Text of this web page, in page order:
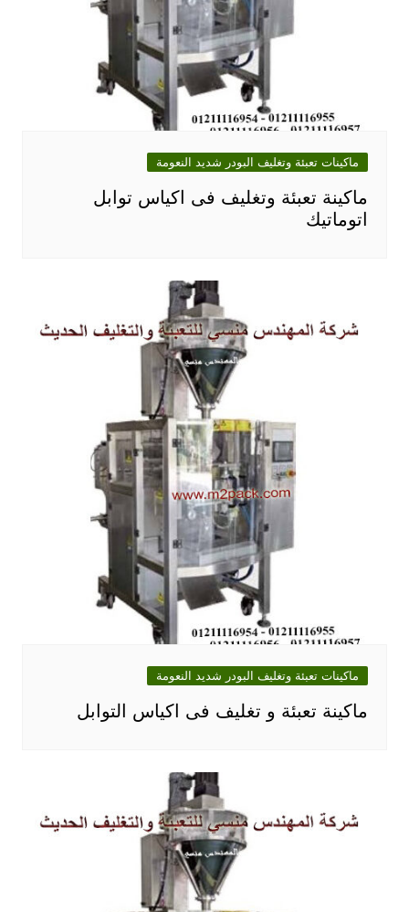
ماكينات تعبئة وتغليف البودر شديد النعومة
ماكينة تعبئة وتغليف فى اكياس توابل
اتوماتيك
ماكينات تعبئة وتغليف البودر شديد النعومة
ماكينة تعبئة و تغليف فى اكياس التوابل